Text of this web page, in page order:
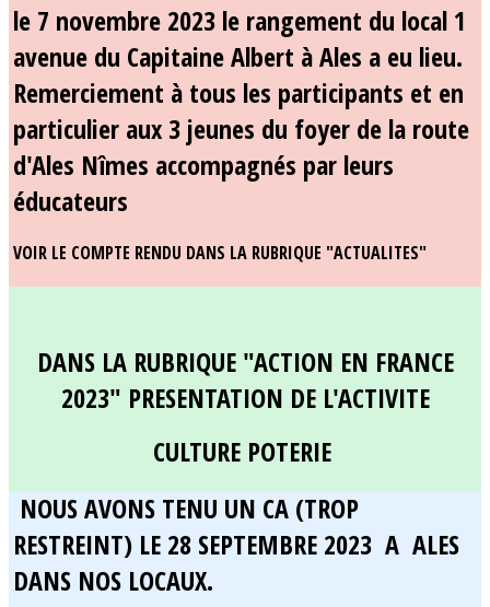
le 7 novembre 2023 le rangement du local 1
avenue du Capitaine Albert à Ales a eu lieu.
Remerciement à tous les participants et en
particulier aux 3 jeunes du foyer de la route
d'Ales Nîmes accompagnés par leurs
éducateurs
VOIR LE COMPTE RENDU DANS LA RUBRIQUE "ACTUALITES"
DANS LA RUBRIQUE "ACTION EN FRANCE
2023" PRESENTATION DE L'ACTIVITE
CULTURE POTERIE
NOUS AVONS TENU UN CA (TROP
RESTREINT) LE 28 SEPTEMBRE 2023 A ALES
DANS NOS LOCAUX.